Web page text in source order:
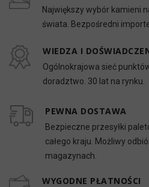
Największy wybór kamieni
świata. Bezpośredni
WIEDZA I
Ogólnokrajowa sieć
doradztwo. 30 lat na rynku.
PEWNA DOSTAWA
Bezpieczne przesyłki
całego kraju. Możliwy
magazynach.
WYGODNE PŁATNOŚCI